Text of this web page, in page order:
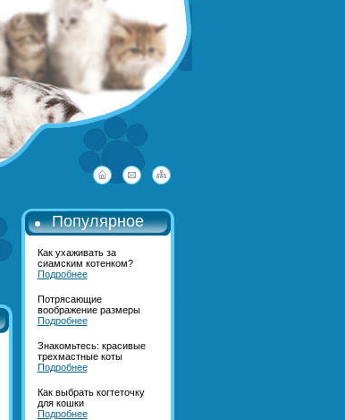
Популярное
Как ухаживать за
сиамским котенком?
Подробнее
Потрясающие
воображение размеры
Подробнее
Знакомьтесь: красивые
трехмастные коты
Подробнее
Как выбрать когтеточку
для кошки
Подробнее